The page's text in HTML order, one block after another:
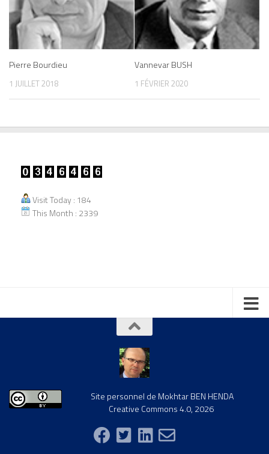
Pierre Bourdieu
1 JUILLET 2018
Vannevar BUSH
1 FÉVRIER 2020
Visit Today : 184
This Month : 2339
Site personnel de Mokhtar BEN HENDA
Creative Commons 4.0, 2026